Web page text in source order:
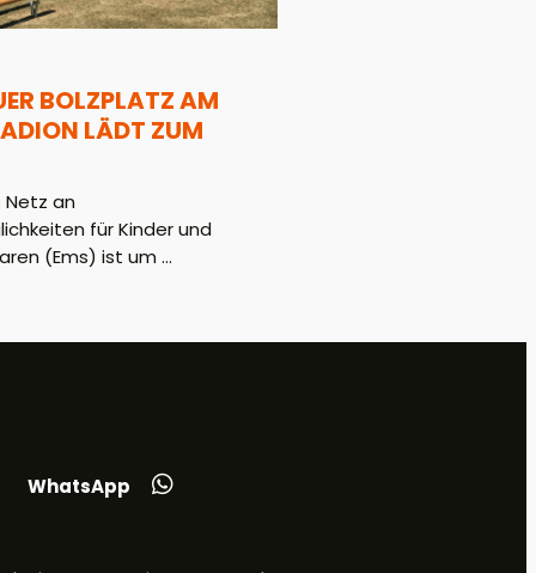
BOLZPLATZ AM
LÄDT ZUM
Netz an
für Kinder und
(Ems) ist um ...
WhatsApp